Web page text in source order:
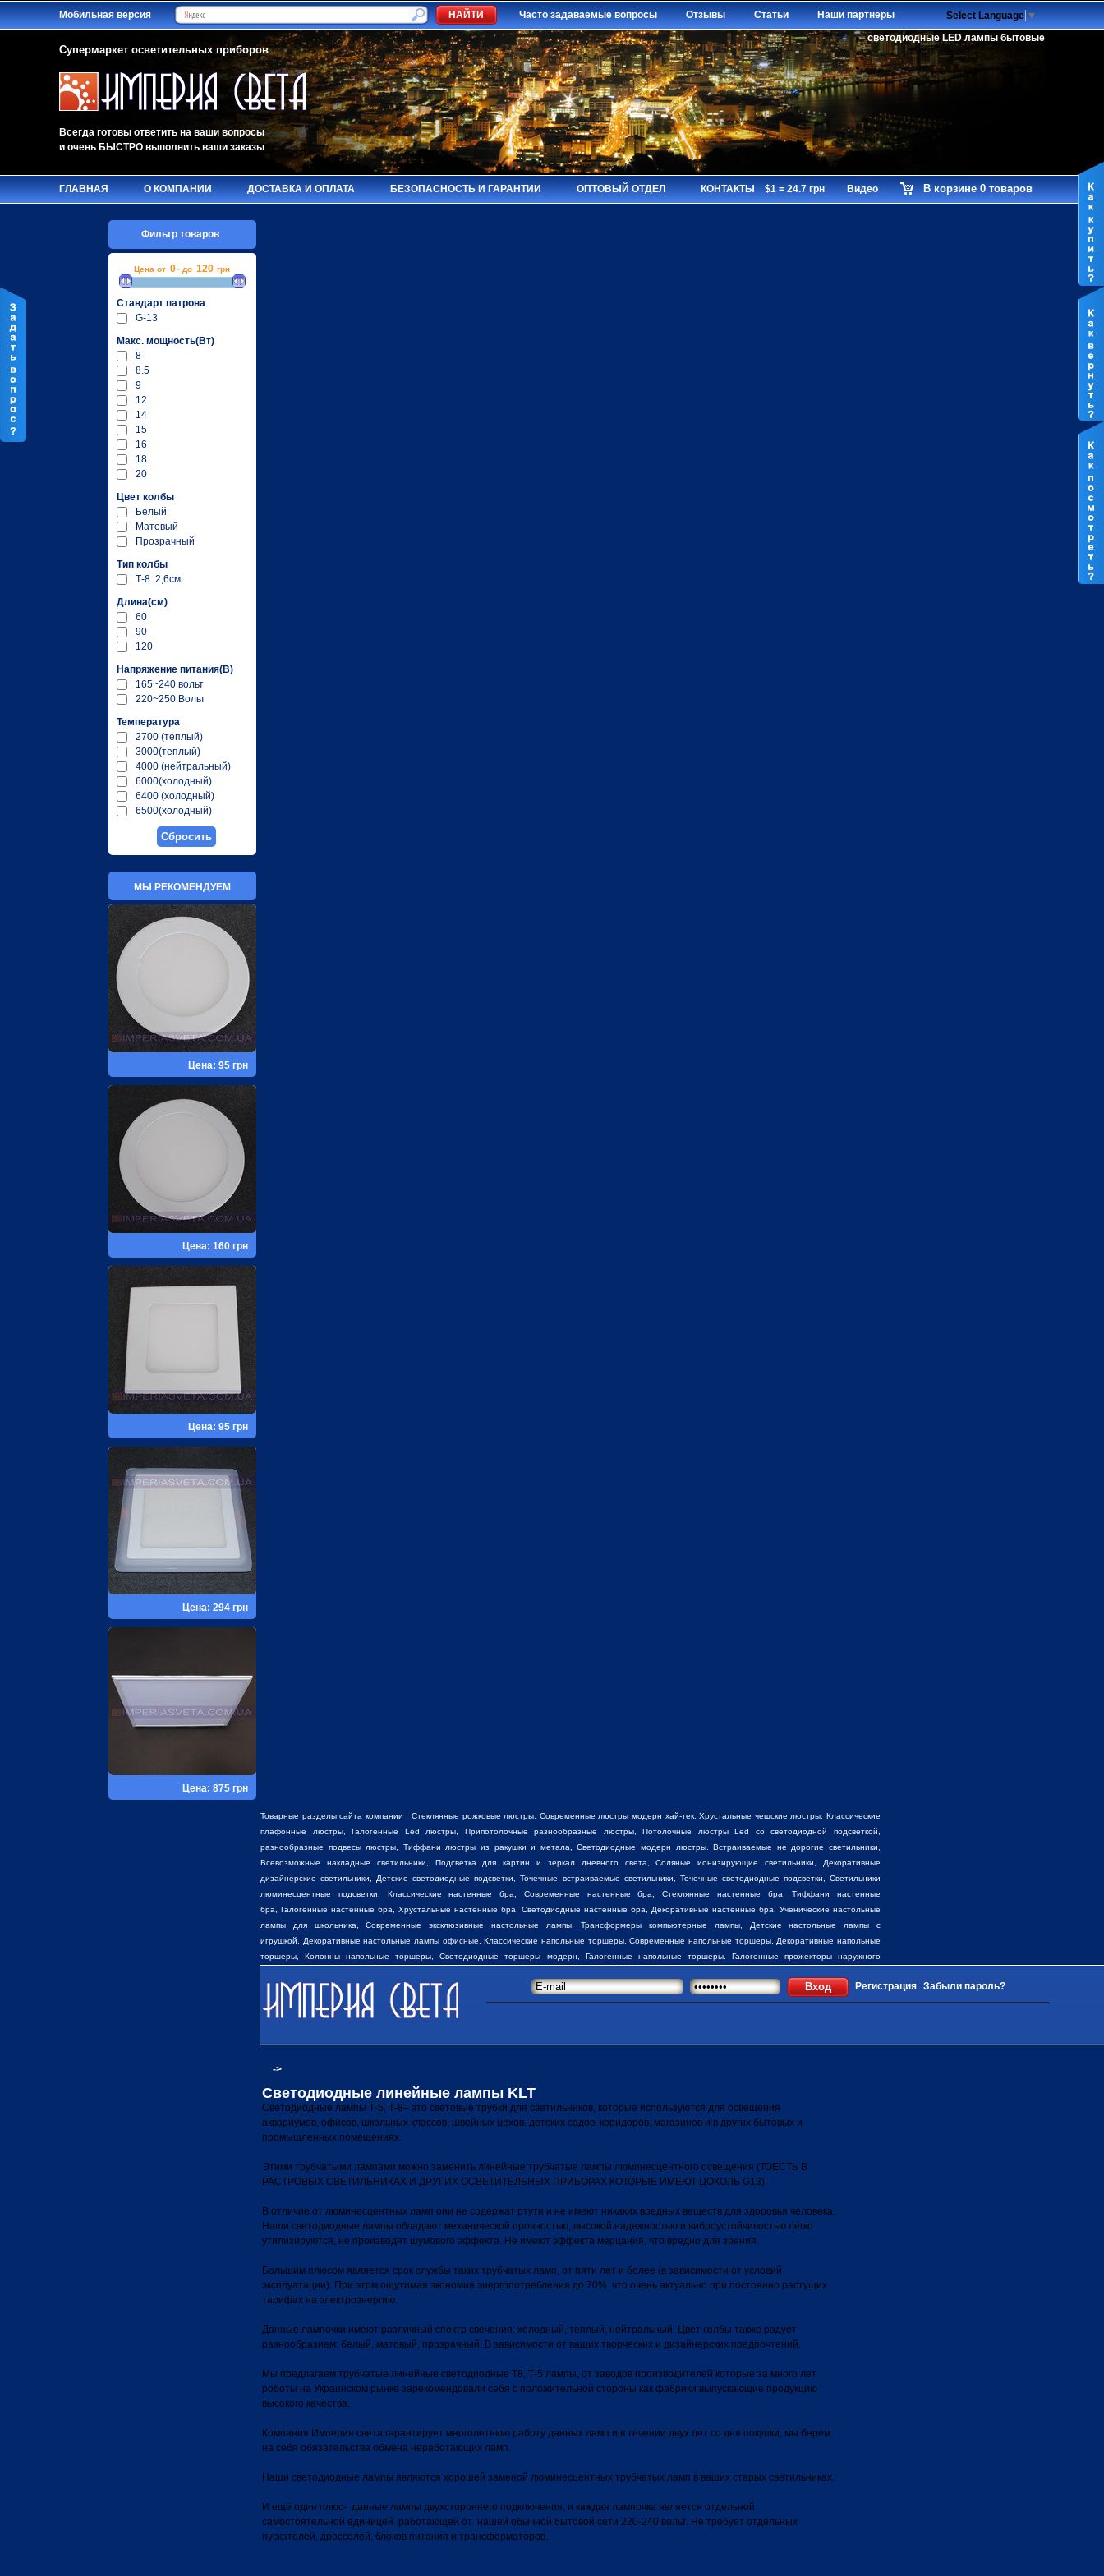
Мобильная версия Часто задаваемые вопросы Отзывы Статьи Наши партнеры Select Language ▼
Супермаркет осветительных приборов
Всегда готовы ответить на ваши вопросы
и очень БЫСТРО выполнить ваши заказы
светодиодные LED лампы бытовые
ГЛАВНАЯ О КОМПАНИИ ДОСТАВКА И ОПЛАТА БЕЗОПАСНОСТЬ И ГАРАНТИИ ОПТОВЫЙ ОТДЕЛ КОНТАКТЫ $1 = 24.7 грн Видео В корзине 0 товаров
Фильтр товаров
Цена от 0- до 120 грн
Стандарт патрона
G-13
Макc. мощность(Вт)
8
8.5
9
12
14
15
16
18
20
Цвет колбы
Белый
Матовый
Прозрачный
Тип колбы
Т-8. 2,6см.
Длина(см)
60
90
120
Напряжение питания(В)
165~240 вольт
220~250 Вольт
Температура
2700 (теплый)
3000(теплый)
4000 (нейтральный)
6000(холодный)
6400 (холодный)
6500(холодный)
МЫ РЕКОМЕНДУЕМ
Цена: 95 грн
Цена: 160 грн
Цена: 95 грн
Цена: 294 грн
Цена: 875 грн
Товарные разделы сайта компании : Стеклянные рожковые люстры , Современные люстры модерн хай-тек, Хрустальные чешские люстры,Классические
плафонные люстры,Галогенные Led люстры Припотолочные разнообразные люстры, Потолочные люстры Led со светодиодной подсветкой,
разнообразные подвесы люстры Тиффани люстры из ракушки и метала, Светодиодные модерн люстры. Встраиваемые не дорогие светильники,
Всевозможные накладные светильники, Подсветка для картин
и зеркал дневного света, Соляные ионизирующие светильники, Декоративные
дизайнерские светильники , Детские светодиодные подсветки, Точечные встраиваемые светильники, Точечные светодиодные подсветки, Светильники
люминесцентные подсветки. Классические настенные бра, Современные настенные бра, Стеклянные настенные бра, Тиффани настенные
бра, Галогенные настенные бра, Хрустальные настенные бра, Светодиодные настенные бра, Декоративные настенные бра . Ученические настольные
лампы для школьника, Современные эксклюзивные настольные лампы, Трансформеры компьютерные лампы, Детские настольные лампы с
игрушкой,
Декоративные настольные лампы офисные. Классическиенапольные торшеры, Современные напольные торшеры, Декоративные напольные
торшеры, Колонны напольные торшеры, Светодиодные торшеры модерн, Галогенные напольные торшеры. Галогенные прожекторы наружного
наружного освещения, Подвесы герметичные наружного освещения, Фонарные светильники для дач коттеджей наружного освещения, Столбовые
ландшафтные светильники наружного освещения. Все товары на сайте, имеются в наличии на 100%, по актуальным ценам !!!
Регистрация Забыли пароль?
->
Светодиодные линейные лампы KLT
Светодиодные лампы Т-5, Т-8– это световые трубки для светильников, которые используются для освещения
аквариумов, офисов, школьных классов, швейных цехов, детских садов, коридоров, магазинов и в других бытовых и
промышленных помещениях.
Этими трубчатыми лампами можно заменить линейные трубчатые лампы люминесцентного освещения (ТОЕСТЬ В
РАСТРОВЫХ СВЕТИЛЬНИКАХ И ДРУГИХ ОСВЕТИТЕЛЬНЫХ ПРИБОРАХ КОТОРЫЕ ИМЕЮТ ЦОКОЛЬ G13).
В отличие от люминесцентных ламп они не содержат ртути и не имеют никаких вредных веществ для здоровья человека.
Наши светодиодные лампы обладают механической прочностью, высокой надежностью и виброустойчивостью легко
утилизируются, не производят шумового эффекта. Не имеют эффекта мерцания, что вредно для зрения.
Большим плюсом является срок службы таких трубчатых ламп, от пяти лет и более (в зависимости от условий
эксплуатации). При этом ощутимая экономия энергопотребления до 70% что очень актуально при постоянно растущих
тарифах на электроэнергию.
Данные лампочки имеют различный спектр свечения: холодный, теплый, нейтральный. Цвет колбы также радует
разнообразием: белый, матовый, прозрачный. В зависимости от ваших творческих и дизайнерских предпочтений.
Мы предлагаем трубчатые линейные светодиодные Т8, Т-5 лампы, от заводов производителей которые за много лет
роботы на Украинском рынке зарекомендовали себя с положительной стороны как фабрики выпускающие продукцию
высокого качества.
Компания Империя света гарантирует многолетнюю работу данных ламп и в течении двух лет со дня покупки, мы берем
на себя обязательства обмена неработающих ламп.
Наши светодиодные лампы являются хорошей заменой люминесцентных трубчатых ламп в ваших старых светильниках.
И ещё один плюс- данные лампы двухстороннего подключения, и каждая лампочка является отдельной
самостоятельной единицей работающей от нашей обычной бытовой сети 220-240 вольт. Не требует отдельных
пускателей, дросселей, блоков питания и трансформаторов.